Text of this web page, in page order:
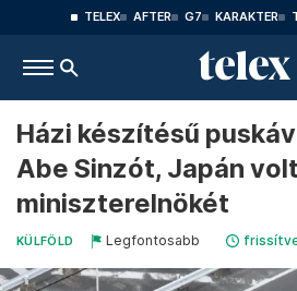
TELEX AFTER G7 KARAKTER
Házi készítésű
Abe Sinzót, Japán volt
miniszterelnökét
KÜLFÖLD Legfontosabb